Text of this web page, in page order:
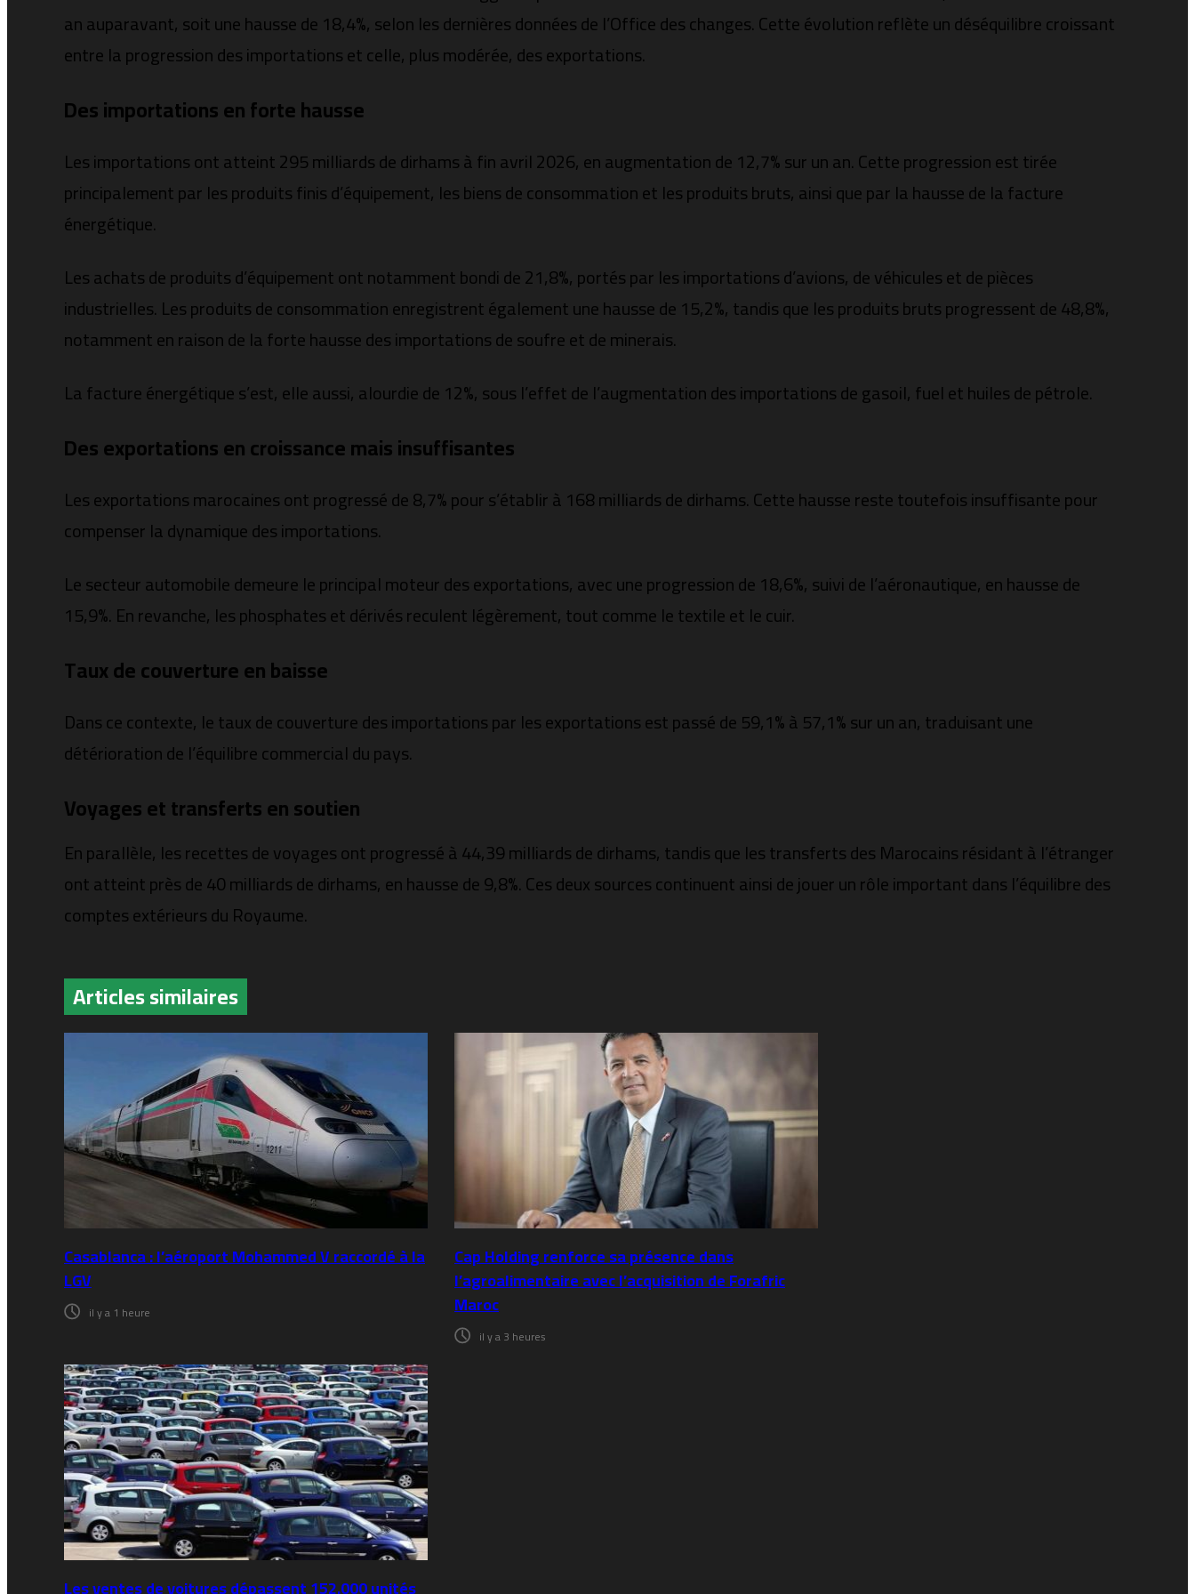
an auparavant, soit une hausse de 18,4%, selon les dernières données de l’Office des changes. Cette évolution reflète un déséquilibre croissant
entre la progression des importations et celle, plus modérée, des exportations.
Des importations en forte hausse
Les importations ont atteint 295 milliards de dirhams à fin avril 2026, en augmentation de 12,7% sur un an. Cette progression est tirée
principalement par les produits finis d’équipement, les biens de consommation et les produits bruts, ainsi que par la hausse de la facture
énergétique.
Les achats de produits d’équipement ont notamment bondi de 21,8%, portés par les importations d’avions, de véhicules et de pièces
industrielles. Les produits de consommation enregistrent également une hausse de 15,2%, tandis que les produits bruts progressent de 48,8%,
notamment en raison de la forte hausse des importations de soufre et de minerais.
La facture énergétique s’est, elle aussi, alourdie de 12%, sous l’effet de l’augmentation des importations de gasoil, fuel et huiles de pétrole.
Des exportations en croissance mais insuffisantes
Les exportations marocaines ont progressé de 8,7% pour s’établir à 168 milliards de dirhams. Cette hausse reste toutefois insuffisante pour
compenser la dynamique des importations.
Le secteur automobile demeure le principal moteur des exportations, avec une progression de 18,6%, suivi de l’aéronautique, en hausse de
15,9%. En revanche, les phosphates et dérivés reculent légèrement, tout comme le textile et le cuir.
Taux de couverture en baisse
Dans ce contexte, le taux de couverture des importations par les exportations est passé de 59,1% à 57,1% sur un an, traduisant une
détérioration de l’équilibre commercial du pays.
Voyages et transferts en soutien
En parallèle, les recettes de voyages ont progressé à 44,39 milliards de dirhams, tandis que les transferts des Marocains résidant à l’étranger
ont atteint près de 40 milliards de dirhams, en hausse de 9,8%. Ces deux sources continuent ainsi de jouer un rôle important dans l’équilibre des
comptes extérieurs du Royaume.
Articles similaires
Casablanca : l’aéroport Mohammed V raccordé à la
LGV
il y a 1 heure
Cap Holding renforce sa présence dans
l’agroalimentaire avec l’acquisition de Forafric
Maroc
il y a 3 heures
Les ventes de voitures dépassent 152.000 unités